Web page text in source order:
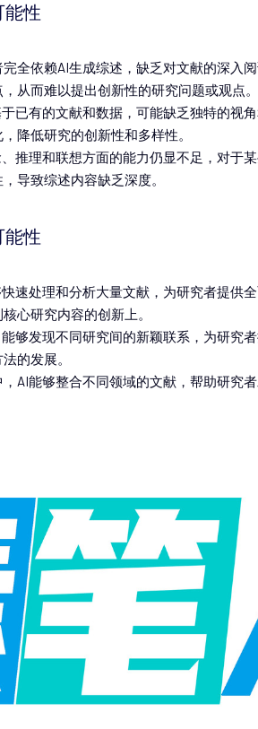
能性
完全依赖AI生成综述，缺乏对文献的深入
从而难以提出创新性的研究问题或观点。
已有的文献和数据，可能缺乏独特的视
降低研究的创新性和多样性。
、推理和联想方面的能力仍显不足，对于
导致综述内容缺乏深度。
能性
快速处理和分析大量文献，为研究者提供
心研究内容的创新上。
能够发现不同研究间的新颖联系，为研究
的发展。
，AI能够整合不同领域的文献，帮助研究